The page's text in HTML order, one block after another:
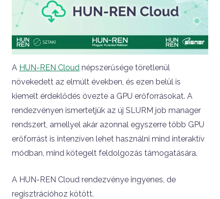
A HUN-REN Cloud népszerűsége töretlenül
növekedett az elmúlt években, és ezen belül is
kiemelt érdeklődés övezte a GPU erőforrásokat. A
rendezvényen ismertetjük az új SLURM job manager
rendszert, amellyel akár azonnal egyszerre több GPU
erőforrást is intenzíven lehet használni mind interaktív
módban, mind kötegelt feldolgozás támogatására.
A HUN-REN Cloud rendezvénye ingyenes, de
regisztrációhoz kötött.